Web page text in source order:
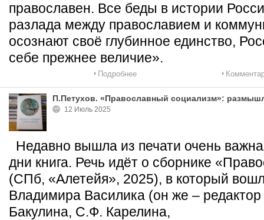
православен. Все беды в истории
разлада между православием и
осознают своё глубинное единство,
себе прежнее величие».
Подробнее
П.Петухов. «Православный социализм»:
12 Июль 2025
Недавно вышла из печати очень
дни книга. Речь идёт о сборнике
(СПб, «Алетейя», 2025), в который
Владимира Василика (он же –
Бакулина, С.Ф. Карелина,